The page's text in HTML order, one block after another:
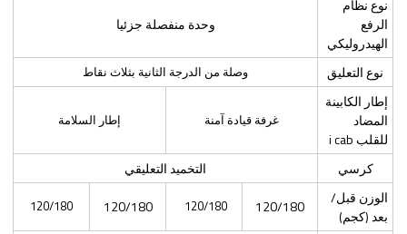
نوع نظام
الرفع
الهيدروليكي
وحدة منفصلة جزئيا
نوع التعليق وصلة من الدرجة الثانية بثلاث نقاط
إطار الكابينة
المضاد
للقلب i cab
غرفة قيادة آمنة إطار السلامة
كرسي
التخميد التعليقي
الوزن قبل/
بعد (كجم)
120/180
120/180
120/180
120/180